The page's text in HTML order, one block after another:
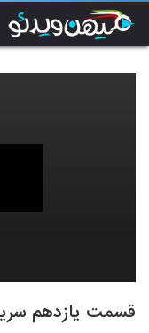
قسمت یازدهم